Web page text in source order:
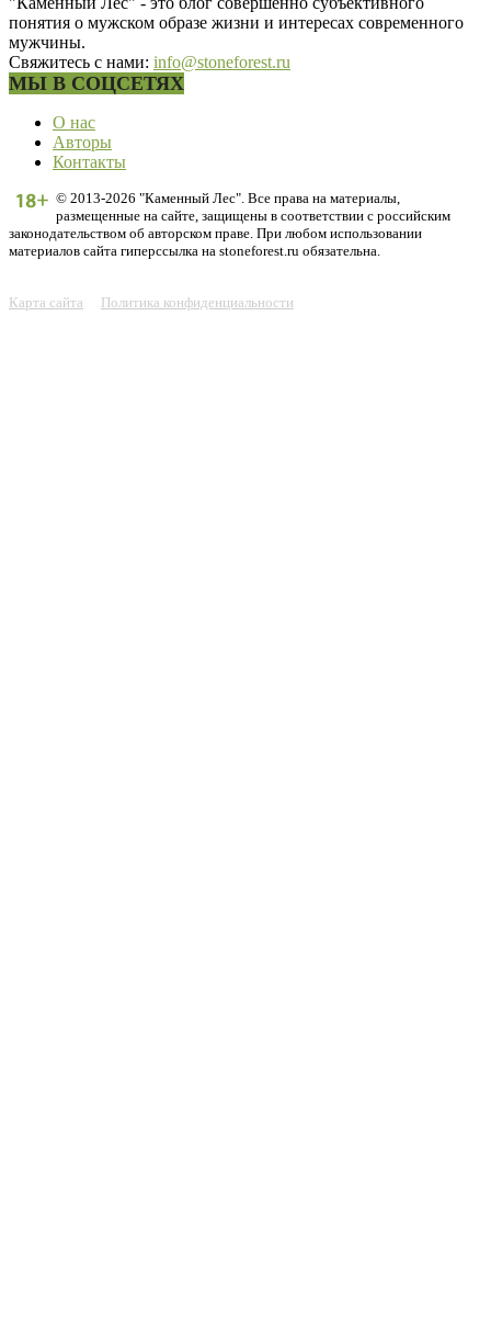
понятия о мужском образе жизни и интересах современного
мужчины.
Свяжитесь с нами: info@stoneforest.ru
МЫ В СОЦСЕТЯХ
О нас
Авторы
Контакты
© 2013-2026 "Каменный Лес". Все права на материалы,
размещенные на сайте, защищены в соответствии с российским
законодательством об авторском праве. При любом использовании
материалов сайта гиперссылка на stoneforest.ru обязательна.
Карта сайта Политика конфиденциальности